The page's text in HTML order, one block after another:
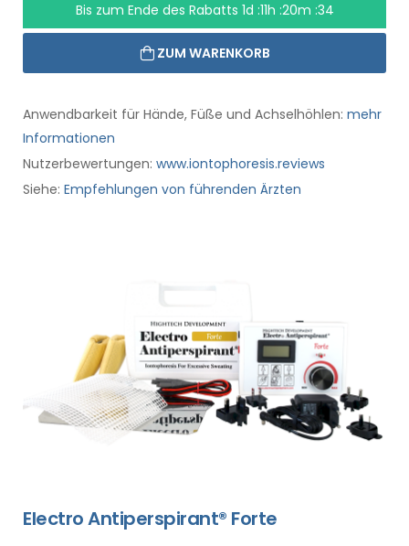
Bis zum Ende des Rabatts1d :11h :20m :33
ZUM WARENKORB
Anwendbarkeit für Hände, Füße und Achselhöhlen: mehr
Informationen
Nutzerbewertungen: www.iontophoresis.reviews
Siehe: Empfehlungen von führenden Ärzten
Electro Antiperspirant® Forte